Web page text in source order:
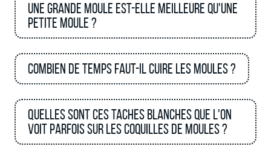
Une grande moule est-elle meilleure qu'une
petite moule ?
Combien de temps faut-il cuire les moules ?
Quelles sont ces taches blanches que l'on
voit parfois sur les coquilles de moules ?